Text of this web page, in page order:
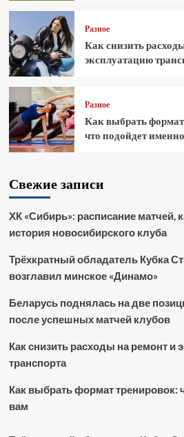
Разное
Как снизить
эксплуатацию
Разное
Как выбрать
что подойдет
Свежие записи
ХК «Сибирь»: расписание матчей,
история новосибирского клуба
Трёхкратный обладатель Кубка
возглавил минское «Динамо»
Беларусь поднялась на две
после успешных матчей клубов
Как снизить расходы на ремонт и
транспорта
Как выбрать формат тренировок:
вам